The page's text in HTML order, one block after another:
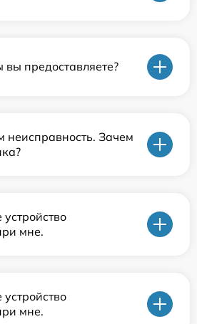
предоставляете?
неисправность. Зачем
мне.
мне.